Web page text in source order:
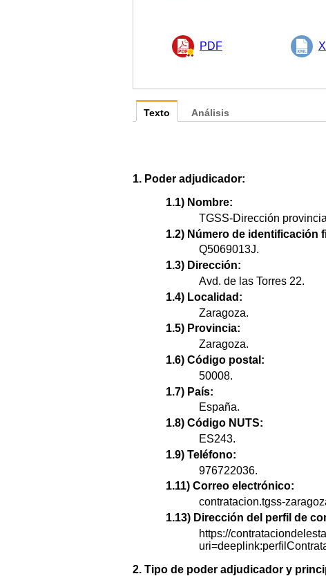
PDF
Texto
1. Poder adjudicador:
1.1) Nombre:
TGSS-Dirección
1.2) Número de identificación
Q5069013J.
1.3) Dirección:
Avd. de las Torres 22.
1.4) Localidad:
Zaragoza.
1.5) Provincia:
Zaragoza.
1.6) Código postal:
50008.
1.7) País:
España.
1.8) Código NUTS:
ES243.
1.9) Teléfono:
976722036.
1.11) Correo electrónico:
contratacion.tgss-
1.13) Dirección del perfil de
https://
2. Tipo de poder adjudicador y
Análisis